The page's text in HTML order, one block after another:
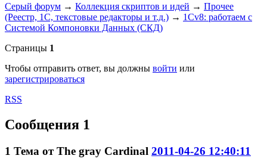
Серый форум → Коллекция скриптов и идей → Прочее
(Реестр, 1С, текстовые редакторы и т.д.) → 1Cv8: работаем с
Системой Компоновки Данных (СКД)
Страницы 1
Чтобы отправить ответ, вы должны войти или
зарегистрироваться
RSS
Сообщения 1
1 Тема отThe gray Cardinal 2011-04-26 12:40:11